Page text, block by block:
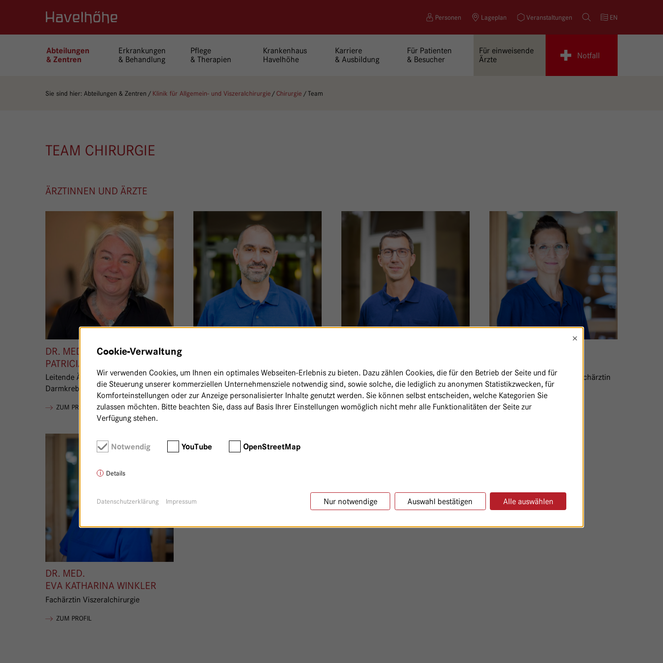
Logo Gemeinschaftskrankenhaus Havelhöhe Personen Lageplan Veranstaltungen SucheEN
Abteilungen
& Zentren
Erkrankungen
& Behandlung
Pflege
& Therapien
Krankenhaus
Havelhöhe
Karriere
& Ausbildung
Für Patienten
& Besucher
Für einweisende
Ärzte
Notfall
Sie sind hier: Abteilungen & Zentren Klinik für Allgemein- und Viszeralchirurgie Chirurgie Team
TEAM CHIRURGIE
ÄRZTINNEN UND ÄRZTE
DR. MED.
PATRICIA DÉ-MALTER
Leitende Ärztin Chirurgie und
Darmkrebszentrum
ZUM PROFIL VON PATRICIA DÉ-MALTER
Darmkrebszentrum
ZUM PROFILVON HATEM TAY ABOU-GHAZALÉ
Oberarzt Chirurgie, Koordinator
Darmkrebszentrum
ZUM PROFILVON JONAS HACKL
Oberärztin Chirurgie und Fachärztin
für Viszeralchirurgie
ZUM PROFIL
DR. MED.
EVA KATHARINA WINKLER
Fachärztin Viszeralchirurgie
ZUM PROFIL
Cookie-Verwaltung
×
Wir verwenden Cookies, um Ihnen ein optimales Webseiten-Erlebnis zu bieten. Dazu zählen Cookies, die für den Betrieb der Seite und für
die Steuerung unserer kommerziellen Unternehmensziele notwendig sind, sowie solche, die lediglich zu anonymen Statistikzwecken, für
Komforteinstellungen oder zur Anzeige personalisierter Inhalte genutzt werden. Sie können selbst entscheiden, welche Kategorien Sie
zulassen möchten. Bitte beachten Sie, dass auf Basis Ihrer Einstellungen womöglich nicht mehr alle Funktionalitäten der Seite zur
Verfügung stehen.
Notwendig YouTube OpenStreetMap
Details
Nur notwendige Auswahl bestätigen Alle auswählen
Datenschutzerklärung Impressum